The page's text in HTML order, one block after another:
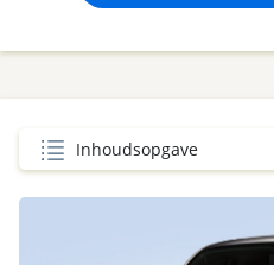
Inhoudsopgave